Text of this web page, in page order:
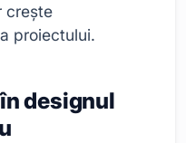
crește
proiectului.
designul